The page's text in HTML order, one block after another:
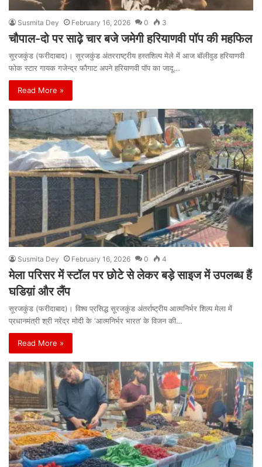
Susmita Dey February 16, 2026 0 3
चौपाल-दो पर साढ़े चार बजे जमेगी हरियाणवी पॉप की महफिल
सूरजकुंड (फरीदाबाद)। सूरजकुंड अंतरराष्ट्रीय हस्तशिल्प मेले में आज बॉलीवुड हरियाणवी
फोक स्टार गायक गजेन्द्र फौगाट अपने हरियाणवी पॉप का जादू…
Read More »
Susmita Dey February 16, 2026 0 4
मेला परिसर में स्टॉल पर छोटे से लेकर बड़े साइज में उपलब्ध हैं
घडिय़ां और लैंप
सूरजकुंड (फरीदाबाद)। विश्व प्रसिद्ध सूरजकुंड अंतर्राष्ट्रीय आत्मनिर्भर शिल्प मेला में
प्रधानमंत्री श्री नरेंद्र मोदी के ‘आत्मनिर्भर भारत’ के विजन की…
Read More »